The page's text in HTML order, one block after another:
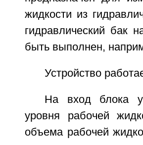
жидкости из
гидравлический бак
быть выполнен,
Устройство
На вход блока
уровня рабочей
объема рабочей